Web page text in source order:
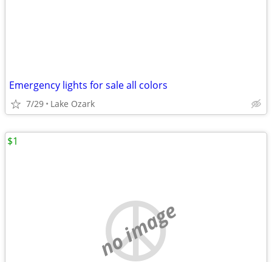
Emergency lights for sale all colors
7/29 Lake Ozark
no image
$1